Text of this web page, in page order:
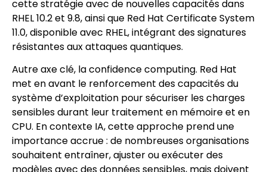
cette stratégie avec de nouvelles capacités dans
RHEL 10.2 et 9.8, ainsi que Red Hat Certificate System
11.0, disponible avec RHEL, intégrant des signatures
résistantes aux attaques quantiques.
Autre axe clé, la confidence computing. Red Hat
met en avant le renforcement des capacités du
système d’exploitation pour sécuriser les charges
sensibles durant leur traitement en mémoire et en
CPU. En contexte IA, cette approche prend une
importance accrue : de nombreuses organisations
souhaitent entraîner, ajuster ou exécuter des